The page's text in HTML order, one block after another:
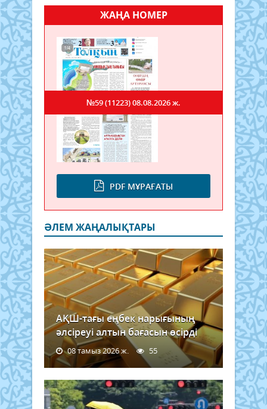
ЖАҢА НОМЕР
PDF МҰРАҒАТЫ
№59 (11223)08.08.2026 ж.
ӘЛЕМ ЖАҢАЛЫҚТАРЫ
АҚШ-тағы еңбек нарығының
әлсіреуі алтын бағасын өсірді
08 тамыз 2026 ж. 55